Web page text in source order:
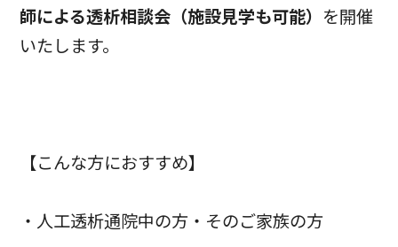
師による透析相談会（施設見学も可能） を開催
いたします。
【こんな方におすすめ】
・人工透析通院中の方・そのご家族の方